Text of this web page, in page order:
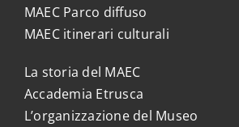
MAEC Parco diffuso
MAEC itinerari culturali
La storia del MAEC
Accademia Etrusca
L’organizzazione del Museo